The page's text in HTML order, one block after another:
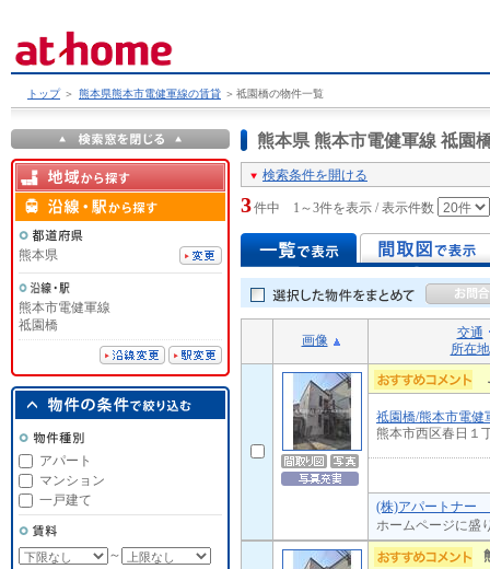
トップ ＞ 熊本県熊本市電健軍線の賃貸 ＞ 祗園橋の物件一覧
熊本県 熊本市電健軍線 祗園
検索条件を開ける
3件中 1～3件を表示 / 表示件数
画像
交通
所在地
祗園橋/熊本市電健
熊本市西区春日１
(株)アパートナー
ホームページに盛
熊本県
熊本市電健軍線
祗園橋
アパート
マンション
一戸建て
～